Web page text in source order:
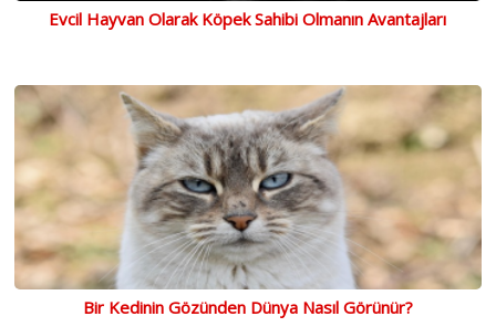
Evcil Hayvan Olarak Köpek Sahibi Olmanın Avantajları
Bir Kedinin Gözünden Dünya Nasıl Görünür?